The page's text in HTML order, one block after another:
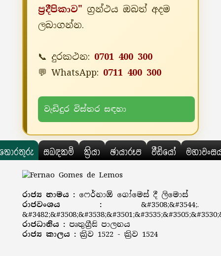
ප්‍රදීපිකාව" ග්‍රන්ථය ඔබත් අදම
ලබාගන්න.
📞 දුරකථන: 0701 400 300
💬 WhatsApp: 0711 400 300
වැඩිදුර විස්තර සඳහා
සබඳකම් ක්‍රියා ඡායාරූප වීඩියෝ
රාජ්‍ය නාමය : ෆෙර්නාඕ ගෝමෙස් දී ලිමොස්
රාජවංශය :&#3508;&#3544;.
රාජධානිය : පෘතුග්‍රීසි පාලනය
රාජ්‍ය කාලය : ක්‍රිව 1522 - ක්‍රිව 1524